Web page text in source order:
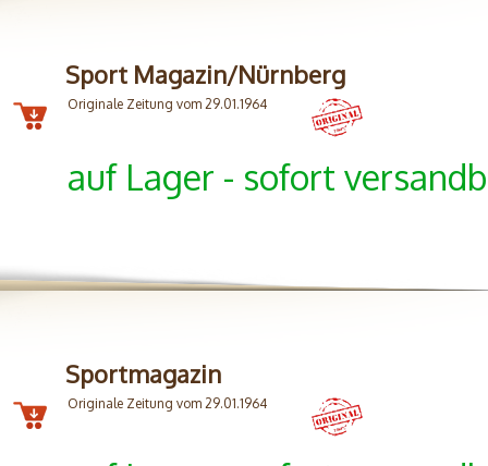
Sport Magazin/Nürnberg
Originale Zeitung vom 29.01.1964
auf Lager - sofort
Sportmagazin
Originale Zeitung vom 29.01.1964